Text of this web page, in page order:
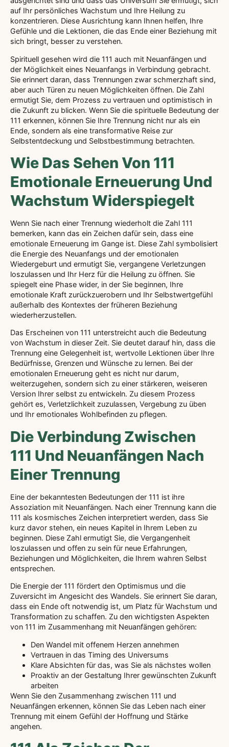
auf Ihr persönliches Wachstum und Ihre Heilung zu
konzentrieren. Diese Ausrichtung kann Ihnen helfen, Ihre
Gefühle und die Lektionen, die das Ende einer Beziehung mit
sich bringt, besser zu verstehen.
Spirituell gesehen wird die 111 auch mit Neuanfängen und
der Möglichkeit eines Neuanfangs in Verbindung gebracht.
Sie erinnert daran, dass Trennungen zwar schmerzhaft sind,
aber auch Türen zu neuen Möglichkeiten öffnen. Die Zahl
ermutigt Sie, dem Prozess zu vertrauen und optimistisch in
die Zukunft zu blicken. Wenn Sie die spirituelle Bedeutung der
111 erkennen, können Sie Ihre Trennung nicht nur als ein
Ende, sondern als eine transformative Reise zur
Selbstentdeckung und Selbstbestimmung betrachten.
Wie Das Sehen Von 111
Emotionale Erneuerung Und
Wachstum Widerspiegelt
Wenn Sie nach einer Trennung wiederholt die Zahl 111
bemerken, kann das ein Zeichen dafür sein, dass eine
emotionale Erneuerung im Gange ist. Diese Zahl symbolisiert
die Energie des Neuanfangs und der emotionalen
Wiedergeburt und ermutigt Sie, vergangene Verletzungen
loszulassen und Ihr Herz für die Heilung zu öffnen. Sie
spiegelt eine Phase wider, in der Sie beginnen, Ihre
emotionale Kraft zurückzuerobern und Ihr Selbstwertgefühl
außerhalb des Kontextes der früheren Beziehung
wiederherzustellen.
Das Erscheinen von 111 unterstreicht auch die Bedeutung
von Wachstum in dieser Zeit. Sie deutet darauf hin, dass die
Trennung eine Gelegenheit ist, wertvolle Lektionen über Ihre
Bedürfnisse, Grenzen und Wünsche zu lernen. Bei der
emotionalen Erneuerung geht es nicht nur darum,
weiterzugehen, sondern sich zu einer stärkeren, weiseren
Version Ihrer selbst zu entwickeln. Zu diesem Prozess
gehört es, Verletzlichkeit zuzulassen, Vergebung zu üben
und Ihr emotionales Wohlbefinden zu pflegen.
Die Verbindung Zwischen
111 Und Neuanfängen Nach
Einer Trennung
Eine der bekanntesten Bedeutungen der 111 ist ihre
Assoziation mit Neuanfängen. Nach einer Trennung kann die
111 als kosmisches Zeichen interpretiert werden, dass Sie
kurz davor stehen, ein neues Kapitel in Ihrem Leben zu
beginnen. Diese Zahl ermutigt Sie, die Vergangenheit
loszulassen und offen zu sein für neue Erfahrungen,
Beziehungen und Möglichkeiten, die Ihrem wahren Selbst
entsprechen.
Die Energie der 111 fördert den Optimismus und die
Zuversicht im Angesicht des Wandels. Sie erinnert Sie daran,
dass ein Ende oft notwendig ist, um Platz für Wachstum und
Transformation zu schaffen. Zu den wichtigsten Aspekten
von 111 im Zusammenhang mit Neuanfängen gehören:
Den Wandel mit offenem Herzen annehmen
Vertrauen in das Timing des Universums
Klare Absichten für das, was Sie als nächstes wollen
Proaktiv an der Gestaltung Ihrer gewünschten Zukunft
arbeiten
Wenn Sie den Zusammenhang zwischen 111 und
Neuanfängen erkennen, können Sie das Leben nach einer
Trennung mit einem Gefühl der Hoffnung und Stärke
angehen.